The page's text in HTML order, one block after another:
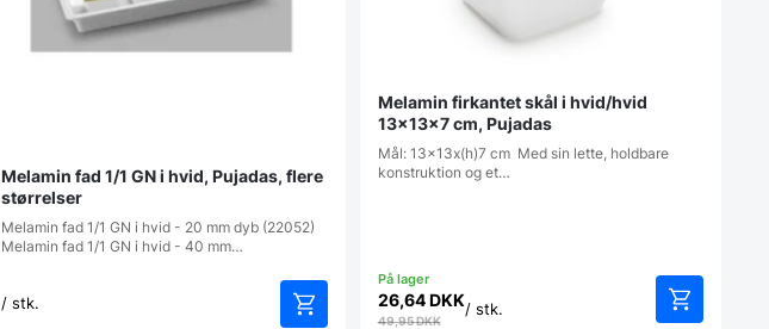
Melamin fad 1/1 GN i hvid, Pujadas, flere
størrelser
Melamin fad 1/1 GN i hvid - 20 mm dyb (22052)
Melamin fad 1/1 GN i hvid - 40 mm…
/ stk.
Melamin firkantet skål i hvid/hvid
13x13x7 cm, Pujadas
Mål: 13x13x(h)7 cm Med sin lette, holdbare
konstruktion og et…
26,64DKK
49,95DKK
/ stk.